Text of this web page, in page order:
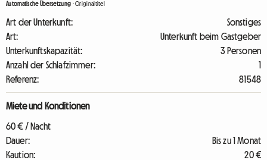
Automatische Übersetzung -Originaltitel
Art der Unterkunft:
Sonstiges
Art:
Unterkunft beim Gastgeber
Unterkunftskapazität:
3 Personen
Anzahl der Schlafzimmer:
1
Referenz:
81548
Miete und Konditionen
60 € / Nacht
Dauer:
Bis zu 1 Monat
Kaution:
20 €